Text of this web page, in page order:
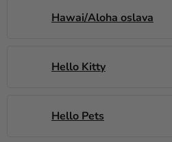
Hawai/Aloha oslava
Hello Kitty
Hello Pets